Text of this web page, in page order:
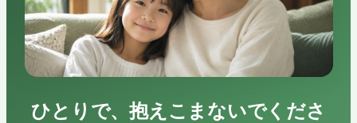
ひとりで、抱えこまないでくださ